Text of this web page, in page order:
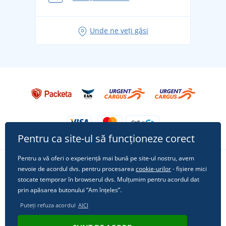
pentru vacanță fără griji
Tricoul preferat City în rol principal: ținute pentru
Unde ne veți găsi
Urmărește-ne pe rețelele sociale
Pentru ca site-ul să funcționeze corect
Pentru a vă oferi o experiență mai bună pe site-ul nostru, avem
nevoie de acordul dvs. pentru procesarea cookie-urilor- fișiere mici
stocate temporar în browserul dvs. Mulțumim pentru acordul dat
prin apăsarea butonului “Am înțeles”.
Puteți refuza acordul AICI